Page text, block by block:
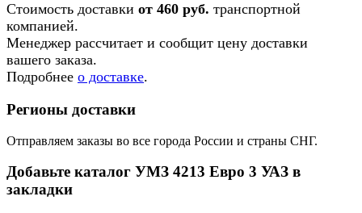
Стоимость доставки от 460 руб. транспортной
компанией.
Менеджер рассчитает и сообщит цену доставки
вашего заказа.
Подробнее о доставке.
Регионы доставки
Отправляем заказы во все города России и страны СНГ.
Добавьте каталог УМЗ 4213 Евро 3 УАЗ в
закладки